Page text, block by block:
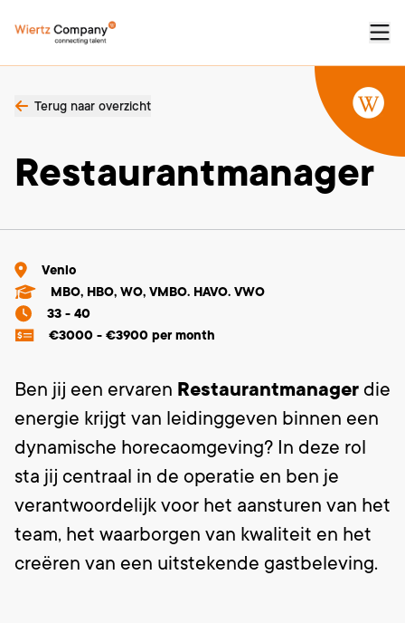
Terug naar overzicht
Restaurantmanager
Venlo
MBO, HBO, WO, VMBO. HAVO. VWO
33 - 40
€3000 - €3900 per month
Ben jij een ervaren Restaurantmanager die
energie krijgt van leidinggeven binnen een
dynamische horecaomgeving? In deze rol
sta jij centraal in de operatie en ben je
verantwoordelijk voor het aansturen van het
team, het waarborgen van kwaliteit en het
creëren van een uitstekende gastbeleving.